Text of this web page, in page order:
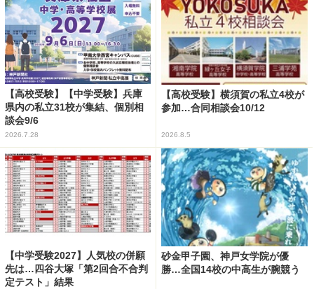
【高校受験】【中学受験】兵庫
県内の私立31校が集結、個別相
談会9/6
2026.7.28
【高校受験】横須賀の私立4校が
参加…合同相談会10/12
2026.8.5
【中学受験2027】人気校の併願
先は…四谷大塚「第2回合不合判
定テスト」結果
砂金甲子園、神戸女学院が優
勝…全国14校の中高生が腕競う